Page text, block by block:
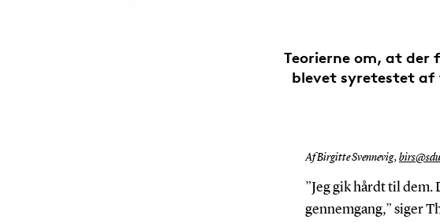
Teorierne om, at
blevet syretestet af
Af Birgitte Svennevig,
”Jeg gik hårdt til dem.
gennemgang,” siger